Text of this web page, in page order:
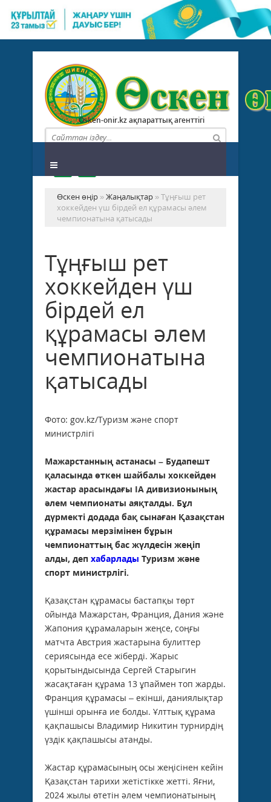
Osken-onir.kz ақпараттық агенттігі
Өскен өңір »Жаңалықтар » Тұңғыш рет
хоккейден үш бірдей ел құрамасы әлем
чемпионатына қатысады
Тұңғыш рет
хоккейден үш
бірдей ел
құрамасы әлем
чемпионатына
қатысады
Фото: gov.kz/Туризм және спорт
министрлігі
Мажарстанның астанасы – Будапешт
қаласында өткен шайбалы хоккейден
жастар арасындағы IA дивизионының
әлем чемпионаты аяқталды. Бұл
дүрмекті додада бақ сынаған Қазақстан
құрамасы мерзімінен бұрын
чемпионаттың бас жүлдесін жеңіп
алды, деп хабарлады Туризм және
спорт министрлігі.
Қазақстан құрамасы бастапқы төрт
ойында Мажарстан, Франция, Дания және
Жапония құрамаларын жеңсе, соңғы
матчта Австрия жастарына булиттер
сериясында есе жіберді. Жарыс
қорытындысында Сергей Старыгин
жасақтаған құрама 13 ұпаймен топ жарды.
Франция құрамасы – екінші, даниялықтар
үшінші орынға ие болды. Ұлттық құрама
қақпашысы Владимир Никитин турнирдің
үздік қақпашысы атанды.
Жастар құрамасының осы жеңісінен кейін
Қазақстан тарихи жетістікке жетті. Яғни,
2024 жылы өтетін әлем чемпионатының